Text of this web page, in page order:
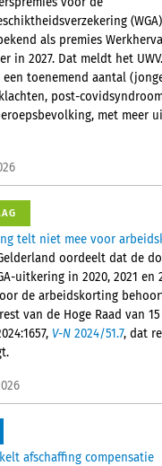
als premies
in 2027. Dat meldt het
toenemend aantal
post-
met meer
telt niet mee voor
oordeelt dat de
uitkering in 2020, 2021
de arbeidskorting
van de Hoge Raad van
V-N 2024/51.7, dat
afschaffing compensatie